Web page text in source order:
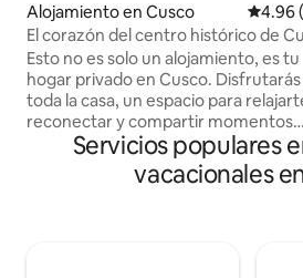
Alojamiento en Cusco
4.96
El corazón del centro histórico de
balcón y jardín
Esto no es solo un alojamiento, es tu
hogar privado en Cusco.
toda la casa, un espacio para
reconectar y compartir momentos
significativos con tu familia o
Relájate en la terraza, reúnete junto
chimenea y descubre los tesoros
Servicios populares
vacacionales